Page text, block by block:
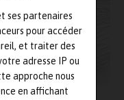
ses partenaires
pour accéder
et traiter des
adresse IP ou
approche nous
en affichant